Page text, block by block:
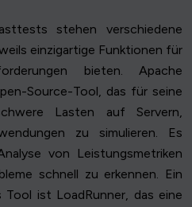
stehen verschiedene
einzigartige Funktionen für
bieten. Apache
Source-Tool, das für seine
Lasten auf Servern,
zu simulieren. Es
von Leistungsmetriken
schnell zu erkennen. Ein
ist LoadRunner, das eine